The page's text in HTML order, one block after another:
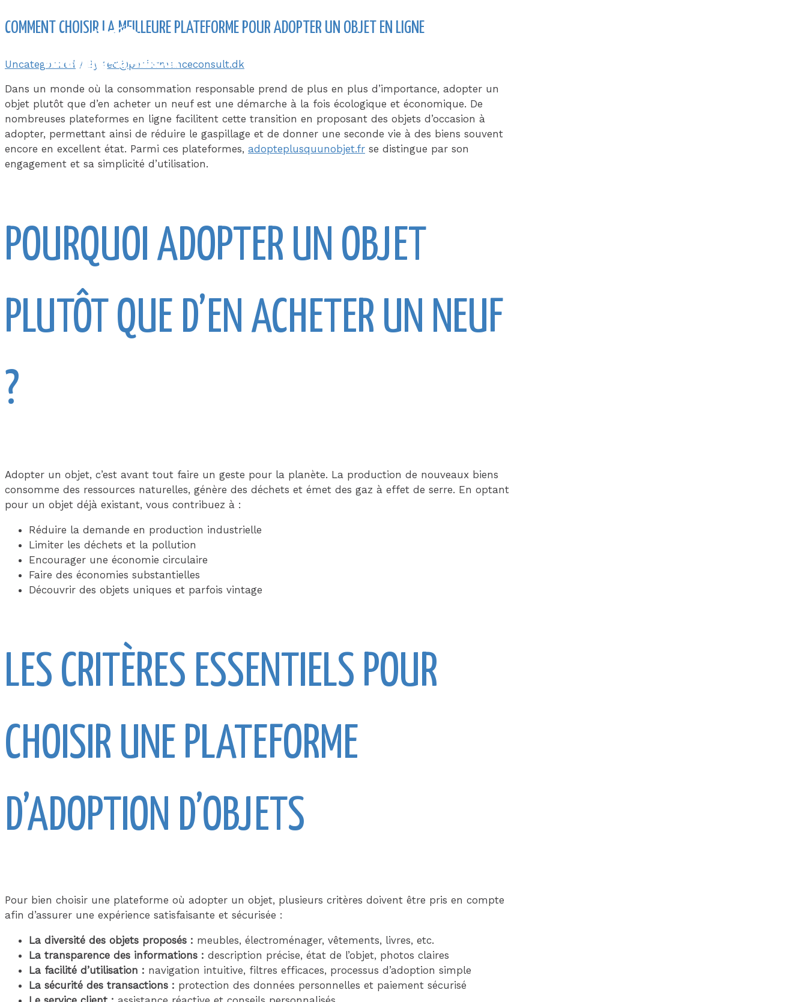
Skip
to
COMMENT CHOISIR LA MEILLEURE PLATEFORME POUR ADOPTER UN OBJET EN LIGNE
Uncategorized / By ted@performanceconsult.dk
Dans un monde où la consommation responsable prend de plus en plus d’importance, adopter un
objet plutôt que d’en acheter un neuf est une démarche à la fois écologique et économique. De
nombreuses plateformes en ligne facilitent cette transition en proposant des objets d’occasion à
adopter, permettant ainsi de réduire le gaspillage et de donner une seconde vie à des biens souvent
encore en excellent état. Parmi ces plateformes, adopteplusquunobjet.fr se distingue par son
engagement et sa simplicité d’utilisation.
POURQUOI ADOPTER UN OBJET
PLUTÔT QUE D’EN ACHETER UN NEUF
?
Adopter un objet, c’est avant tout faire un geste pour la planète. La production de nouveaux biens
consomme des ressources naturelles, génère des déchets et émet des gaz à effet de serre. En optant
pour un objet déjà existant, vous contribuez à :
Réduire la demande en production industrielle
Limiter les déchets et la pollution
Encourager une économie circulaire
Faire des économies substantielles
Découvrir des objets uniques et parfois vintage
LES CRITÈRES ESSENTIELS POUR
CHOISIR UNE PLATEFORME
D’ADOPTION D’OBJETS
Pour bien choisir une plateforme où adopter un objet, plusieurs critères doivent être pris en compte
afin d’assurer une expérience satisfaisante et sécurisée :
La diversité des objets proposés : meubles, électroménager, vêtements, livres, etc.
La transparence des informations : description précise, état de l’objet, photos claires
La facilité d’utilisation : navigation intuitive, filtres efficaces, processus d’adoption simple
La sécurité des transactions : protection des données personnelles et paiement sécurisé